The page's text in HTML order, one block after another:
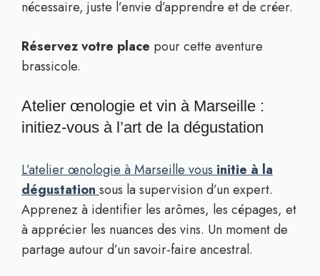
nécessaire, juste l’envie d’apprendre et de créer.
Réservez votre place pour cette aventure
brassicole.
Atelier œnologie et vin à Marseille :
initiez-vous à l’art de la dégustation
L’atelier œnologie à Marseille vous initie à la
dégustation sous la supervision d’un expert.
Apprenez à identifier les arômes, les cépages, et
à apprécier les nuances des vins. Un moment de
partage autour d’un savoir-faire ancestral.